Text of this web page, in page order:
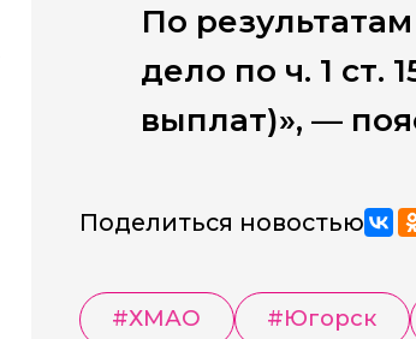
По
дело по ч. 1 ст.
выплат)», —
Поделиться новостью
#ХМАО #Югорск